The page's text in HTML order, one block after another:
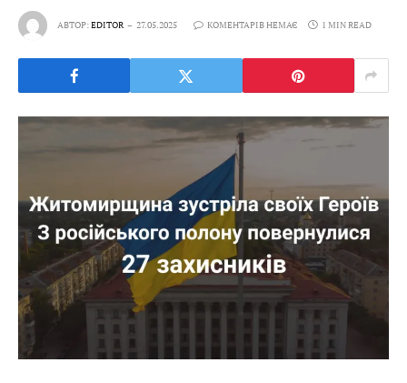
АВТОР:EDITOR 27.05.2025 КОМЕНТАРІВ НЕМАЄ 1 MIN READ